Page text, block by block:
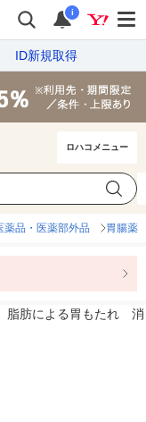
i
ID新規取得
ロハコメニュー
薬品・医薬部外品 胃腸薬